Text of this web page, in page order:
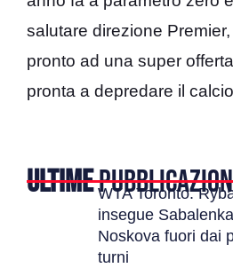
salutare direzione
pronto ad una super
pronta a depredare il
ULTIMEWTA Toronto:
insegue
Noskova fuori dai
turni